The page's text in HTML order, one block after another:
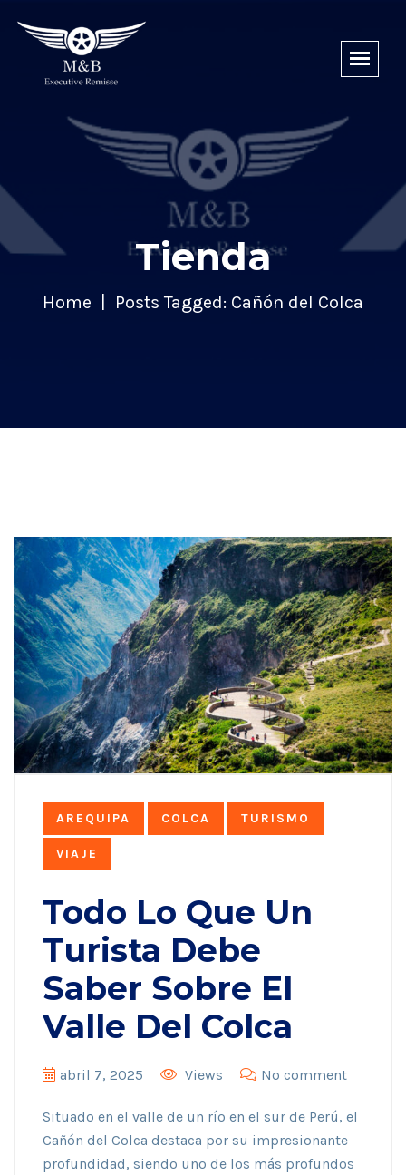
Tienda
Home Posts Tagged: Cañón del Colca
AREQUIPA COLCA TURISMO
VIAJE
Todo Lo Que Un
Turista Debe
Saber Sobre El
Valle Del Colca
abril 7, 2025 Views No comment
Situado en el valle de un río en el sur de Perú, el
Cañón del Colca destaca por su impresionante
profundidad, siendo uno de los más profundos